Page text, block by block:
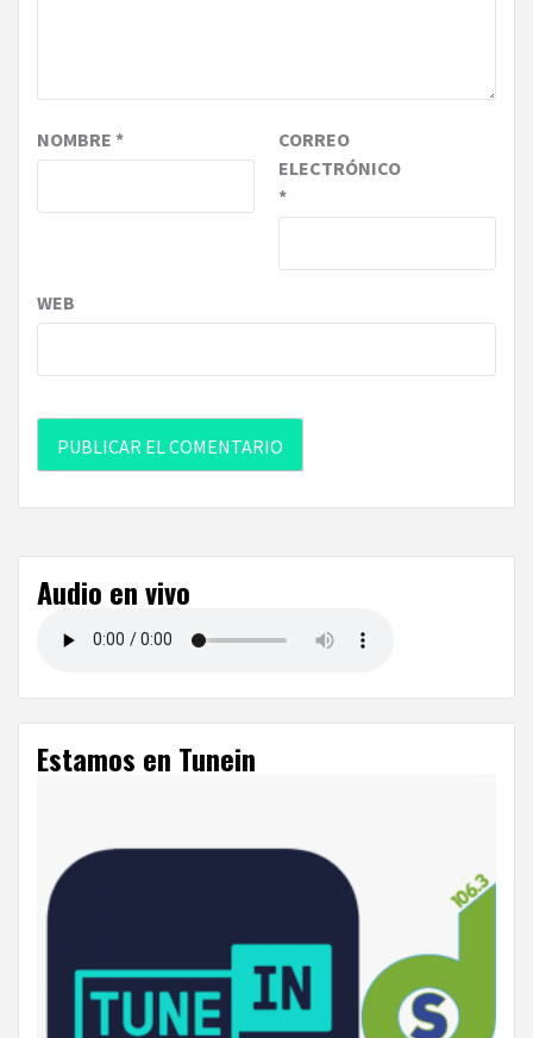
NOMBRE *
CORREO
ELECTRÓNICO
*
WEB
Audio en vivo
Estamos en Tunein